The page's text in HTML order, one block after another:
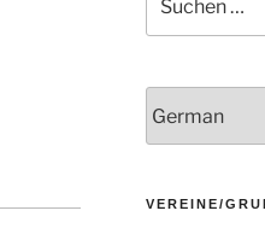
nach:
VEREINE/